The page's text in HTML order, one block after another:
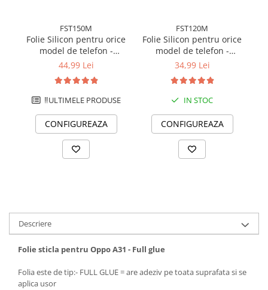
FST150M
Folie Silicon pentru orice
model de telefon -
Hydrogel transparent 150
44,99 Lei
‼️ULTIMELE PRODUSE
CONFIGUREAZA
FST120M
Folie Silicon pentru orice
model de telefon -
Hydrogel transparent 120
34,99 Lei
IN STOC
CONFIGUREAZA
Descriere
Folie sticla pentru Oppo A31 - Full glue
Folia este de tip:- FULL GLUE = are adeziv pe toata suprafata si se
aplica usor